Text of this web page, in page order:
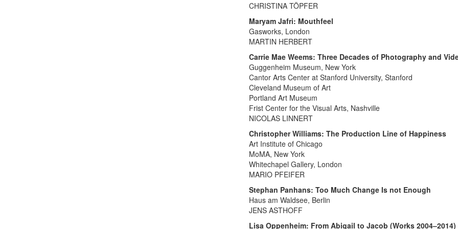
CHRISTINA TÖPFER
Maryam Jafri: Mouthfeel
Gasworks, London
MARTIN HERBERT
Carrie Mae Weems: Three Decades of Photography and
Guggenheim Museum, New York
Cantor Arts Center at Stanford University, Stanford
Cleveland Museum of Art
Portland Art Museum
Frist Center for the Visual Arts, Nashville
NICOLAS LINNERT
Christopher Williams: The Production Line of Happiness
Art Institute of Chicago
MoMA, New York
Whitechapel Gallery, London
MARIO PFEIFER
Stephan Panhans: Too Much Change Is not Enough
Haus am Waldsee, Berlin
JENS ASTHOFF
Lisa Oppenheim: From Abigail to Jacob (Works 2004–2014)